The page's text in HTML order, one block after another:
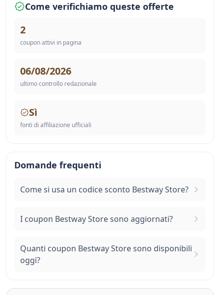
Come verifichiamo queste offerte
2
coupon attivi in pagina
06/08/2026
ultimo controllo redazionale
Sì
fonti di affiliazione ufficiali
Domande frequenti
Come si usa un codice sconto Bestway Store?
I coupon Bestway Store sono aggiornati?
Quanti coupon Bestway Store sono disponibili
oggi?